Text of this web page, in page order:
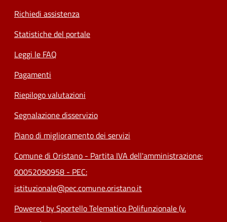
Richiedi assistenza
Statistiche del portale
Leggi le FAQ
Pagamenti
Riepilogo valutazioni
Segnalazione disservizio
Piano di miglioramento dei servizi
Comune di Oristano - Partita IVA dell'amministrazione:
00052090958 - PEC:
istituzionale@pec.comune.oristano.it
Powered by Sportello Telematico Polifunzionale (v.